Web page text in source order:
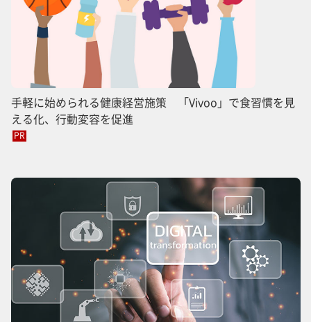
手軽に始められる健康経営施策 「Vivoo」で食習慣を見
える化、行動変容を促進
PR